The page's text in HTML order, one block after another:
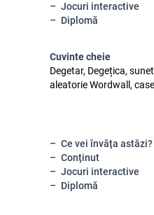
Jocuri interactive
Diplomă
Cuvinte cheie
Degetar, Degețica,
aleatorie Wordwall,
Ce vei învăța astăzi?
Conținut
Jocuri interactive
Diplomă